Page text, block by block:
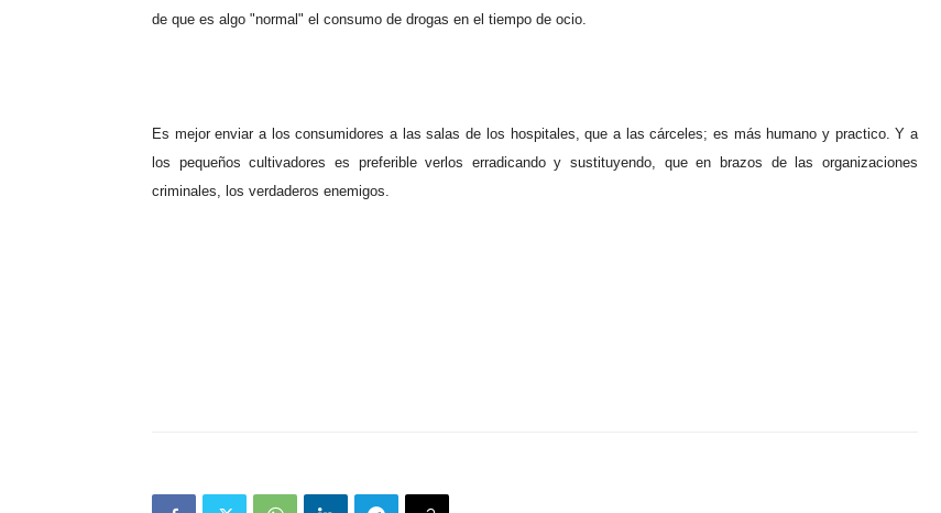
de que es algo "normal" el consumo de drogas en el tiempo de ocio.
Es mejor enviar a los consumidores a las salas de los hospitales, que a las cárceles; es más humano y practico. Y a
los pequeños cultivadores es preferible verlos erradicando y sustituyendo, que en brazos de las organizaciones
criminales, los verdaderos enemigos.